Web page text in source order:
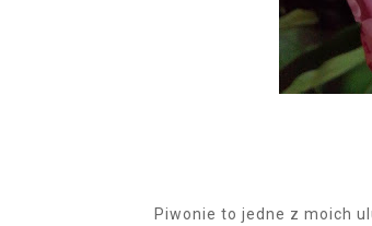
Piwonie to jedne z moich